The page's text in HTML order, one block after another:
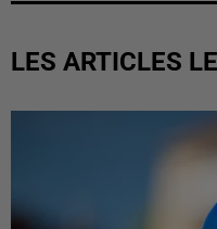
LES ARTICLES